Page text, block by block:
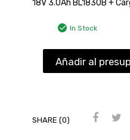
18V 3.0Ah BL1830B +
In Stock
Añadir al
SHARE (0)